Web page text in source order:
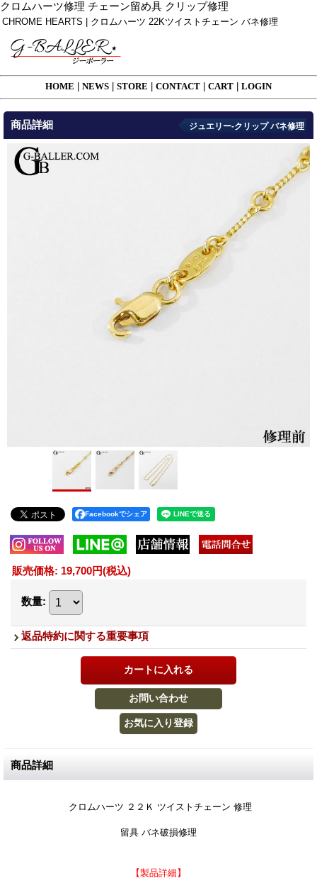
クロムハーツ修理 チェーン留め具 クリップ修理
CHROME HEARTS | クロムハーツ 22Kツイストチェーン バネ修理
HOME NEWS STORE CONTACT CART LOGIN
商品詳細 ジュエリー-クリップ バネ修理
Facebookでシェア
販売価格: 19,700円(税込)
数量:
返品特約に関する重要事項
商品詳細
クロムハーツ ２２Ｋ ツイストチェーン 修理
留具 バネ破損修理
【製品詳細】